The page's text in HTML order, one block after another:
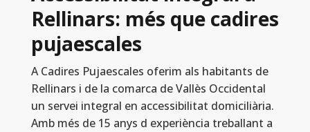
Rellinars: més que cadires
pujaescales
A Cadires Pujaescales oferim als habitants de
Rellinars i de la comarca de Vallès Occidental
un servei integral en accessibilitat domiciliària.
Amb més de 15 anys d experiència treballant a